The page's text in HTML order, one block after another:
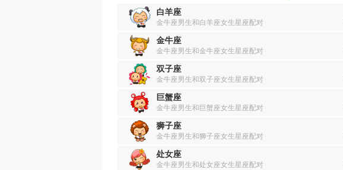
白羊座
金牛座男生和白羊座女生星座配对
金牛座
金牛座男生和金牛座女生星座配对
双子座
金牛座男生和双子座女生星座配对
巨蟹座
金牛座男生和巨蟹座女生星座配对
狮子座
金牛座男生和狮子座女生星座配对
处女座
金牛座男生和处女座女生星座配对